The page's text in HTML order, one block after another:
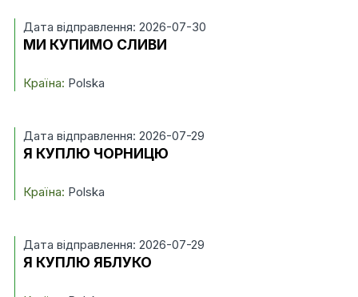
Дата відправлення: 2026-07-30
МИ КУПИМО СЛИВИ
Країна: Polska
Дата відправлення: 2026-07-29
Я КУПЛЮ ЧОРНИЦЮ
Країна: Polska
Дата відправлення: 2026-07-29
Я КУПЛЮ ЯБЛУКО